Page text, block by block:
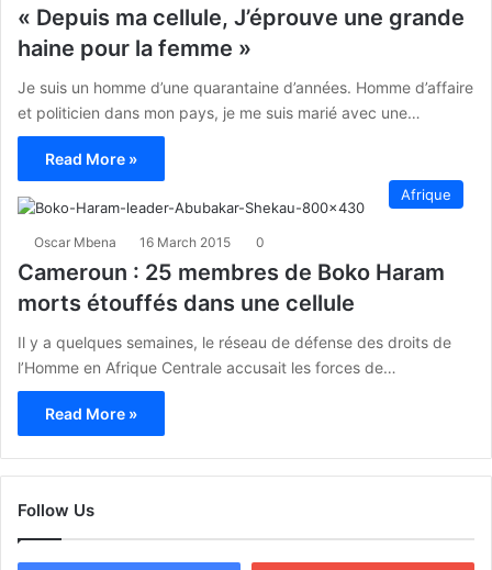
« Depuis ma cellule, J’éprouve une grande
haine pour la femme »
Je suis un homme d’une quarantaine d’années. Homme d’affaire
et politicien dans mon pays, je me suis marié avec une…
Read More »
Afrique
Oscar Mbena 16 March 2015 0
Cameroun : 25 membres de Boko Haram
morts étouffés dans une cellule
Il y a quelques semaines, le réseau de défense des droits de
l’Homme en Afrique Centrale accusait les forces de…
Read More »
Follow Us